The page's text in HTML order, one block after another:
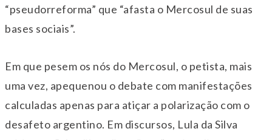
“pseudorreforma” que “afasta o Mercosul de suas
bases sociais”.
Em que pesem os nós do Mercosul, o petista, mais
uma vez, apequenou o debate com manifestações
calculadas apenas para atiçar a polarização com o
desafeto argentino. Em discursos, Lula da Silva